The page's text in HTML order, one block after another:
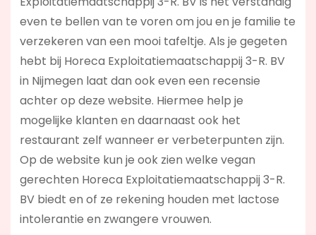
even te bellen van te voren om jou en je familie te
verzekeren van een mooi tafeltje. Als je gegeten
hebt bij Horeca Exploitatiemaatschappij 3-R. BV
in Nijmegen laat dan ook even een recensie
achter op deze website. Hiermee help je
mogelijke klanten en daarnaast ook het
restaurant zelf wanneer er verbeterpunten zijn.
Op de website kun je ook zien welke vegan
gerechten Horeca Exploitatiemaatschappij 3-R.
BV biedt en of ze rekening houden met lactose
intolerantie en zwangere vrouwen.